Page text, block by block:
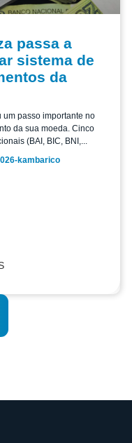
passa a
sistema de
da
um passo importante no
da sua moeda. Cinco
(BAI, BIC, BNI,...
-kambarico